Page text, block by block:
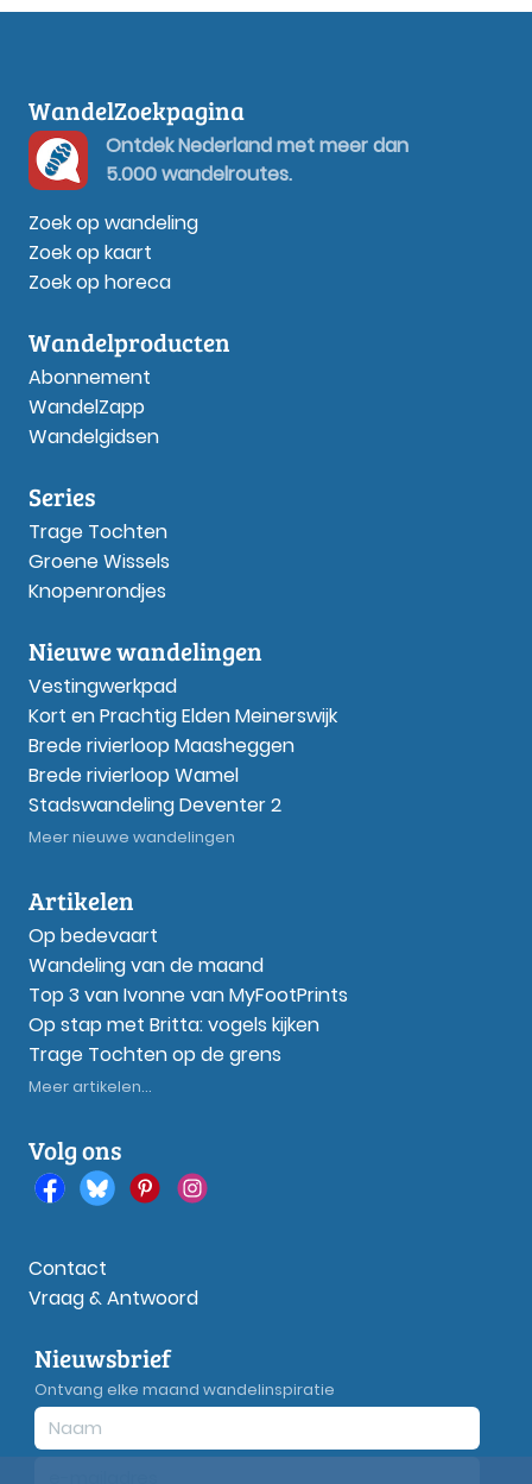
WandelZoekpagina
Ontdek Nederland met meer dan
5.000 wandelroutes.
Zoek op wandeling
Zoek op kaart
Zoek op horeca
Wandelproducten
Abonnement
WandelZapp
Wandelgidsen
Series
Trage Tochten
Groene Wissels
Knopenrondjes
Nieuwe wandelingen
Vestingwerkpad
Kort en Prachtig Elden Meinerswijk
Brede rivierloop Maasheggen
Brede rivierloop Wamel
Stadswandeling Deventer 2
Meer nieuwe wandelingen
Artikelen
Op bedevaart
Wandeling van de maand
Top 3 van Ivonne van MyFootPrints
Op stap met Britta: vogels kijken
Trage Tochten op de grens
Meer artikelen...
Volg ons
Contact
Vraag & Antwoord
Nieuwsbrief
Ontvang elke maand wandelinspiratie